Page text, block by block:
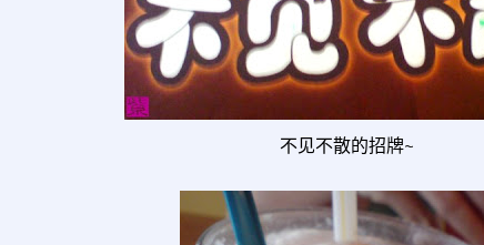
不见不散的招牌~